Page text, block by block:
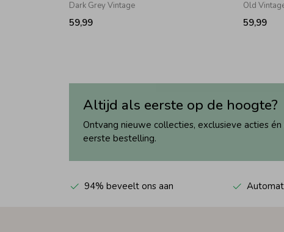
Dark Grey Vintage
59,99
Old
59,99
Altijd als eerste op de hoogte?
Ontvang nieuwe collecties, exclusieve acties
eerste bestelling.
94% beveelt ons aan